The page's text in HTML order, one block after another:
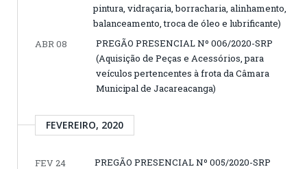
pintura, vidraçaria, borracharia, alinhamento,
balanceamento, troca de óleo e lubrificante)
ABR 08
PREGÃO PRESENCIAL Nº 006/2020-SRP
(Aquisição de Peças e Acessórios, para
veículos pertencentes à frota da Câmara
Municipal de Jacareacanga)
FEVEREIRO, 2020
FEV 24
PREGÃO PRESENCIAL Nº 005/2020-SRP